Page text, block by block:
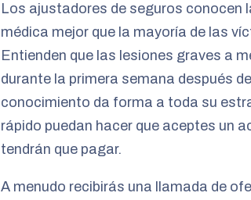
Los ajustadores de seguros conocen
médica mejor que la mayoría de las
Entienden que las lesiones graves a
durante la primera semana después
conocimiento da forma a toda su
rápido puedan hacer que aceptes un
tendrán que pagar.
A menudo recibirás una llamada de